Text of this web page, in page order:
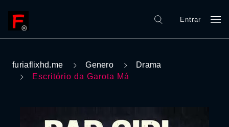
Entrar
furiaflixhd.me Genero
Drama
Escritório da Garota Má